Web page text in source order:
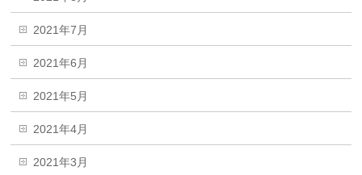
2021年7月
2021年6月
2021年5月
2021年4月
2021年3月